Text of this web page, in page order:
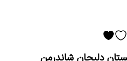
دلیجان شاندرمن